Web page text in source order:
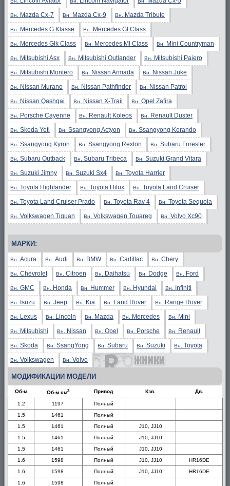
Вн. Mazda Cx-7 Вн. Mazda Cx-9 Вн. Mazda Tribute
Вн. Mercedes G Klasse Вн. Mercedes Gl Class
Вн. Mercedes Glk Class Вн. Mercedes Ml Class Вн. Mini Countryman
Вн. Mitsubishi Asx Вн. Mitsubishi Outlander Вн. Mitsubishi Pajero
Вн. Mitsubishi Montero Вн. Nissan Armada Вн. Nissan Juke
Вн. Nissan Murano Вн. Nissan Pathfinder Вн. Nissan Patrol
Вн. Nissan Qashqai Вн. Nissan X-Trail Вн. Opel Zafira
Вн. Porsche Cayenne Вн. Renault Koleos Вн. Renault Duster
Вн. Skoda Yeti Вн. Ssangyong Actyon Вн. Ssangyong Korando
Вн. Ssangyong Kyron Вн. Ssangyong Rexton Вн. Subaru Forester
Вн. Subaru Outback Вн. Subaru Tribeca Вн. Suzuki Grand Vitara
Вн. Suzuki Jimny Вн. Suzuki Sx4 Вн. Toyota Harrier
Вн. Toyota Highlander Вн. Toyota Hilux Вн. Toyota Land Cruiser
Вн. Toyota Land Cruiser Prado Вн. Toyota Rav 4 Вн. Toyota Sequoia
Вн. Volkswagen Tiguan Вн. Volkswagen Touareg Вн. Volvo Xc90
МАРКИ:
Вн. Acura Вн. Audi Вн. BMW Вн. Cadillac Вн. Chery
Вн. Chevrolet Вн. Citroen Вн. Daihatsu Вн. Dodge Вн. Ford
Вн. GMC Вн. Honda Вн. Hummer Вн. Hyundai Вн. Infiniti
Вн. Isuzu Вн. Jeep Вн. Kia Вн. Land Rover Вн. Range Rover
Вн. Lexus Вн. Lincoln Вн. Mazda Вн. Mercedes Вн. Mini
Вн. Mitsubishi Вн. Nissan Вн. Opel Вн. Porsche Вн. Renault
Вн. Skoda Вн. SsangYong Вн. Subaru Вн. Suzuki Вн. Toyota
Вн. Volkswagen Вн. Volvo
МОДИФИКАЦИИ МОДЕЛИ
Об-м Об-м см3 Привод Кзв. Дв.
1.2 1197
Полный
1.5
1461
Полный
1.5
1461 Полный
J10, JJ10
1.5
1461 Полный
J10, JJ10
1.5
1461 Полный
J10, JJ10
1.6
1598 Полный J10, JJ10
HR16DE
1.6
1598 Полный J10, JJ10
HR16DE
1.6
1598
Полный